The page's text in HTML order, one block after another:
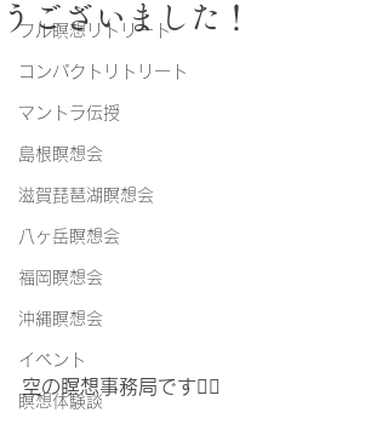
フル瞑想リトリート
コンパクトリトリート
マントラ伝授
島根瞑想会
滋賀琵琶湖瞑想会
八ヶ岳瞑想会
福岡瞑想会
沖縄瞑想会
イベント
瞑想体験談
うございました！
空の瞑想事務局です💁‍♀️